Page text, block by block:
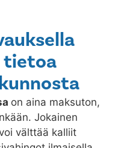
on aina maksuton,
Jokainen
välttää kalliit